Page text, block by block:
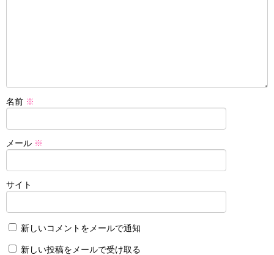
名前 ※
メール ※
サイト
新しいコメントをメールで通知
新しい投稿をメールで受け取る